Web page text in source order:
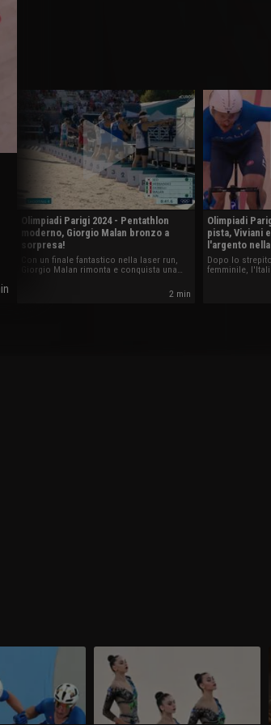
Olimpiadi Parigi 2024 - Pentathlon
moderno, Giorgio Malan bronzo a
sorpresa!
Con un finale fantastico nella laser run,
Giorgio Malan rimonta e conquista una
Barcellona 1992 in questa disciplina: è
bronzo alle spalle dell'egiziano Elgendy e
2 min
Olimpiadi
pista, Viviani
l'argento
Dopo lo
femminile,
| Ciclismo
Consonni si
nella Madison!
nella gara
sul podio anche
con la coppia
Olimpiadi Parigi 2024 | Ginnastica
ritmica, Farfalle da sogno: bronzo
bis dopo Tokyo!
Alessia Maurelli, Martina Centofanti,
Agnese Duranti, Daniela Mogurean e
Laura Paris si confermano al terzo posto